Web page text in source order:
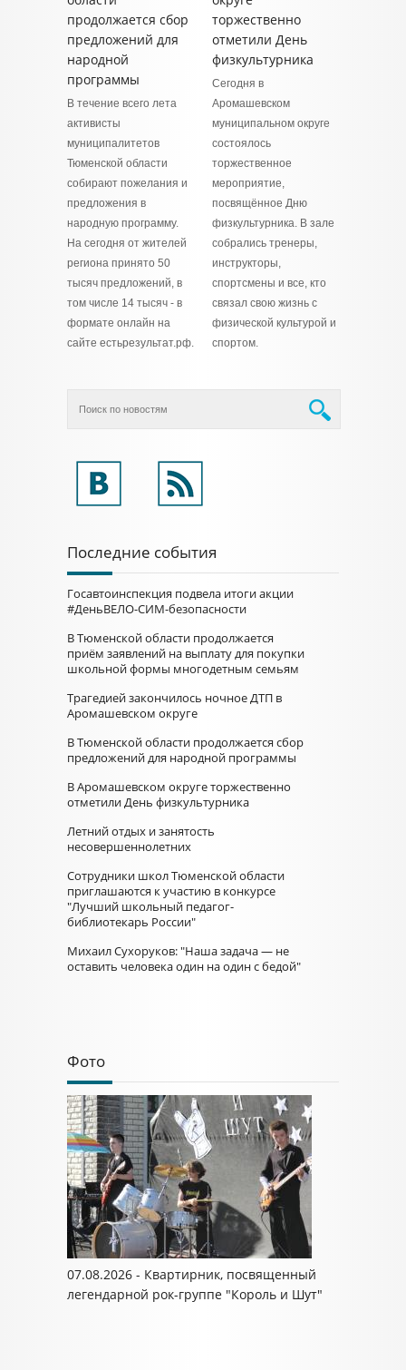
продолжается сбор
предложений для
народной
программы
В течение всего лета
активисты
муниципалитетов
Тюменской области
собирают пожелания и
предложения в
народную программу.
На сегодня от жителей
региона принято 50
тысяч предложений, в
том числе 14 тысяч - в
формате онлайн на
сайте естьрезультат.рф.
торжественно
отметили День
физкультурника
Сегодня в
Аромашевском
муниципальном округе
состоялось
торжественное
мероприятие,
посвящённое Дню
физкультурника. В зале
собрались тренеры,
инструкторы,
спортсмены и все, кто
связал свою жизнь с
физической культурой и
спортом.
Последние события
Госавтоинспекция подвела итоги акции
#ДеньВЕЛО-СИМ-безопасности
В Тюменской области продолжается
приём заявлений на выплату для покупки
школьной формы многодетным семьям
Трагедией закончилось ночное ДТП в
Аромашевском округе
В Тюменской области продолжается сбор
предложений для народной программы
В Аромашевском округе торжественно
отметили День физкультурника
Летний отдых и занятость
несовершеннолетних
Сотрудники школ Тюменской области
приглашаются к участию в конкурсе
"Лучший школьный педагог-
библиотекарь России"
Михаил Сухоруков: "Наша задача — не
оставить человека один на один с бедой"
Фото
07.08.2026 - Квартирник, посвященный
легендарной рок-группе "Король и Шут"